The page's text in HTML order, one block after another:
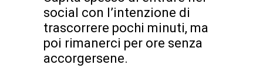
social con l’intenzione di
trascorrere pochi minuti, ma
poi rimanerci per ore senza
accorgersene.